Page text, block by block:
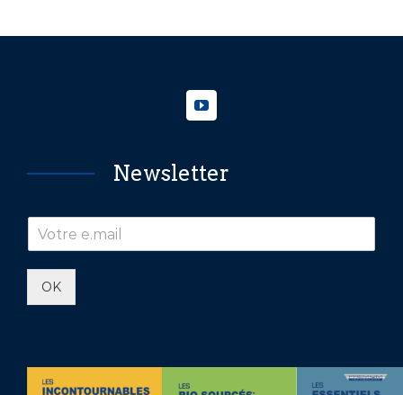
Newsletter
OK